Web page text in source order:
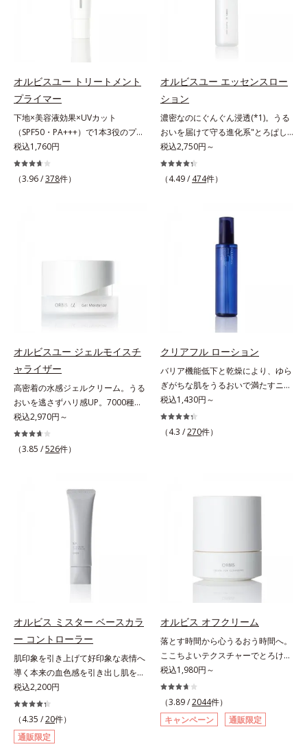
*7 乾燥による*8 保湿成分*9
ロニセラカエルレア果汁、ノバラエ
キス配合＝うるおいを与えハリと透
明感に満ちた肌へ導く保湿成分
*10 メマツヨイグサ抽出液、スイ
カズラエキス配合＝角層のすみずみ
まで水分・油分を保ち、ハリ・ツヤ
を与える保湿成分*11 気持ちのこ
と
オルビス内スキンケアシリーズの保
湿力*3 年齢に応じたお手入れのこ
と*4 剥がれずに肌に蓄積した古い
る物理的効果*7 うるおいによる
*8 乾燥、ハリ・ツヤのなさ*9
保湿成分*10 ロニセラカエルレア
果汁、ノバラエキス配合＝うるおい
を与えハリと透明感に満ちた肌へ導
く保湿成分*11 メマツヨイグサ抽
出液、スイカズラエキス配合＝角層
のすみずみまで水分・油分を保ち、
オルビスユー ドットシリーズは美
容成分(*7)として「G.D.F.アクティ
ベーター(*8)」を配合。そして、従
来から配合している美白有効成分
「トラネキサム酸」を配合しまし
た。さらに、シリーズ共通の美容成
分(*7)「GLルートブースター(*9)」
を配合することで、肌のふっくら感
や透明感を叶えます。美白ケアしな
の生成を抑え、シミ・ソバカスを防
内スキンケアシリーズの保湿力*3
年齢に応じたお手入れのこと*4 う
るおいによる*5 乾燥、ハリ・ツヤ
ロニセラカエルレア果汁、ノバラエ
キス配合＝うるおいを与えハリと透
明感に満ちた肌へ導く保湿成分*9
メマツヨイグサ抽出液、スイカズラ
エキス配合＝角層のすみずみまで水
分・油分を保ち、ハリ・ツヤを与え
る保湿成分*10 気持ちのこと各商品
の詳しい情報は商品ページをご覧く
チテスト済(*2)、ノンコメドジェニ
ックテスト済(*3)で、とことん肌の
ことを考えた設計。さらに美容成分
和漢植物由来成分をはじめとした、
肌をいたわる保湿成分をたっぷり配
合しました。肌にやさしいだけでな
く、毛穴や凸凹、赤みをカバーし
て、自然な陶器肌を叶えます。*1
乾燥など*2 すべての人に皮膚刺激
がおきないというわけではありませ
ん*3 すべての人にコメド（ニキビ
オルビスユー トリートメント
プライマー
下地×美容液効果×UVカット
（SPF50・PA+++）で1本3役のプラ
イマー。凹凸をつるんとなめらかに
(*1)整え、化粧ノリUPの高機能化粧
下地。“塗るたび高まる、素肌の美
ンケア発想の化粧下地です。保湿成
うるおいをグンとアップ＆リッチな
クリームのようにぴたっと密着。乾
燥による小ジワを目立たなく(*1)
す。むやみに隠すのではなくふわり
と光を拡散させ、メイク×スキンケ
アのW効果で軽やかな美肌を印象づ
けます。紫外線吸収剤フリーなのに
高SPF値、さらにスキンプロテクト
複合成分(*3)が、ブルーライト、紫
外線、大気中の微粒子汚れなどの外
的ダメージから肌表面をガードしま
でも、ただ隠すだけでなく、乾きや
すい肌にうるおいを届けながら、光
拡散効果で乾燥小ジワや毛穴もカバ
ーします。【ラスティング効果】皮
脂選択テカリ防止成分(*5)テカリの
主成分を選択的に吸収し、うるおい
複合成分配合＝肌を保護し、乾燥を
防ぐ複合成分 ※ ビルベリー葉エ
皮エキス*4 グリセリルグルコシド
（保湿成分）、（ジメチコン／ビニ
ルジメチコン）クロスポリマー、ジ
メチコン（カバー成分）*5 アクリ
レーツコポリマー
税込1,760円
（3.96 /378件）
オルビスユー エッセンスロー
ション
濃密なのにぐんぐん浸透(*1)。うる
おいを届けて守る進化系"とろぱし
ゃ"ローション。7000種を超える成
分から厳選し、「うるおいの質
(*1)」に着目した初期エイジングケ
ーチする初期エイジングケアシリー
ズです。「うるおいの質」に着目
し、肌荒れを予防しながらうるおい
に満ちた美しい肌へと導きます。ポ
濃度で配合。角層のバリア機能にア
プローチして肌荒れを防ぎ、肌不調
にゆらがない肌を叶えます。そし
成分「MCアクティベーター
(*5)」。肌のうるおいを引き出し・
高めて、ハリ感あふれる肌へと導き
ます。うるおいに満ちたゆらがない
肌をご体感いただくために設計され
べ*5 オトギリソウエキス配合＝肌
にうるおいを与え、うるおいに満ち
たハリツヤ肌へ導く保湿成分
税込2,750円～
（4.49 / 474件）
オルビスユー ジェルモイスチ
ャライザー
高密着の水感ジェルクリーム。うる
おいを逃さずハリ感UP。7000種を
超える成分から厳選し、「うるおい
の質(*1)」に着目した初期エイジン
グケア(*2)シリーズオルビスユーは
リーズです。「うるおいの質」に着
目し、肌荒れを予防しながらうるお
いに満ちた美しい肌へと導きます。
ポーラ・オルビスグループ独自の肌
荒れ防止有効成分として、「DF-パ
ンテノール(*3)」を国内唯一(*4)、
て、独自研究に基づいたアプローチ
(*5)」。肌のうるおいを引き出し・
高めて、ハリ感あふれる肌へと導き
ます。うるおいに満ちたゆらがない
肌をご体感いただくために設計され
た3ステップで、いつも力強く美し
くあり続けるあなたを応援します。
*1 肌にうるおいが満ち、維持され
税込2,970円～
（3.85 /526件）
クリアフル ローション
バリア機能低下と乾燥により、ゆら
ぎがちな肌をうるおいで満たすニキ
ビ対策化粧水。「ニキビをくり返し
てしまう」「毛穴目立ちが気にな
る」「マスク生活であごや口まわり
ローチする、薬用ニキビ対策スキン
目指します。さらにビタミンC誘導
体をはじめとした5種の整肌成分
(*1)から成る「ナノVCショットカプ
セル」を配合。カプセルが浸透して
から成分を放出する特殊技術によっ
て、高い浸透力(*2)と安定性を実
現。毛穴の目立ちをしっかりケア
(*3)して、ゆらぎやすいニキビ肌
を、みずみずしい清潔な垢抜け肌
(*4)へと導きます。たっぷりの保湿
成分で低刺激。敏感肌の方にもお使
税込1,430円～
（4.3 /270件）
オルビス ミスター ベースカラ
ー コントローラー
肌印象を引き上げて好印象な表情へ
導く本来の血色感を引き出し肌を均
一に整えるベースカラー。スキンケ
ア感覚で絶好調な肌へ整えるベース
コントロールカラーです。肌トラブ
ルを“覆い隠す”のではなく、“光で整
える”オレンジフィルター理論に着
税込2,200円
（4.35 /20件）
通販限定
オルビス オフクリーム
落とす時間から心うるおう時間へ。
ここちよいテクスチャーでとろける
クレンジング。“落とすだけ”の時間
から、かけがえのないリラックスタ
イムへ―。忙しい日々を送る現代女
性にとって、クレンジングは“落と
すだけ”の作業になりがち。オルビ
税込1,980円～
（3.89 /2044件）
キャンペーン
通販限定